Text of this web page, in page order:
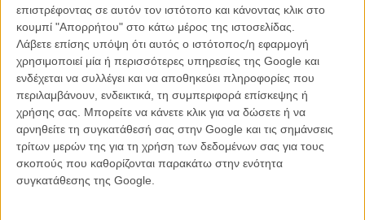
επιστρέφοντας σε αυτόν τον ιστότοπο και κάνοντας κλικ στο
κουμπί "Απορρήτου" στο κάτω μέρος της ιστοσελίδας.
Λάβετε επίσης υπόψη ότι αυτός ο ιστότοπος/η εφαρμογή
χρησιμοποιεί μία ή περισσότερες υπηρεσίες της Google και
ενδέχεται να συλλέγει και να αποθηκεύει πληροφορίες που
περιλαμβάνουν, ενδεικτικά, τη συμπεριφορά επίσκεψης ή
χρήσης σας. Μπορείτε να κάνετε κλικ για να δώσετε ή να
αρνηθείτε τη συγκατάθεσή σας στην Google και τις σημάνσεις
τρίτων μερών της για τη χρήση των δεδομένων σας για τους
σκοπούς που καθορίζονται παρακάτω στην ενότητα
συγκατάθεσης της Google.